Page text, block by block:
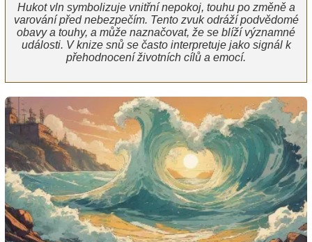
Hukot vln symbolizuje vnitřní nepokoj, touhu po změně a
varování před nebezpečím. Tento zvuk odráží podvědomé
obavy a touhy, a může naznačovat, že se blíží významné
události. V knize snů se často interpretuje jako signál k
přehodnocení životních cílů a emocí.